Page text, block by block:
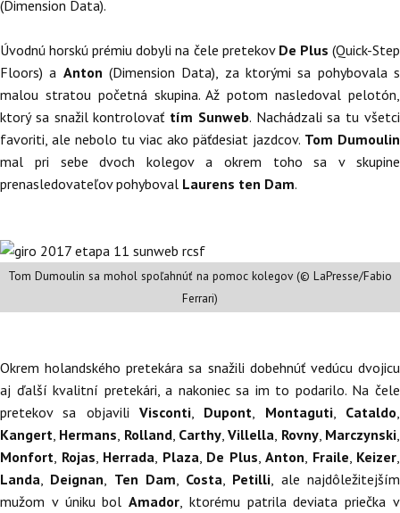
(Dimension Data).
Úvodnú horskú prémiu dobyli na čele pretekov De Plus (Quick-Step
Floors) a Anton (Dimension Data), za ktorými sa pohybovala s
malou stratou početná skupina. Až potom nasledoval pelotón,
ktorý sa snažil kontrolovať tím Sunweb. Nachádzali sa tu všetci
favoriti, ale nebolo tu viac ako päťdesiat jazdcov. Tom Dumoulin
mal pri sebe dvoch kolegov a okrem toho sa v skupine
prenasledovateľov pohyboval Laurens ten Dam.
Tom Dumoulin sa mohol spoľahnúť na pomoc kolegov (© LaPresse/Fabio
Ferrari)
Okrem holandského pretekára sa snažili dobehnúť vedúcu dvojicu
aj ďalší kvalitní pretekári, a nakoniec sa im to podarilo. Na čele
pretekov sa objavili Visconti Dupont Montaguti, Cataldo
Kangert Hermans Rolland, Carthy ,Villella Rovny, Marczynski
Monfort Rojas Herrada Plaza De Plus Anton Fraile Keizer
Landa
Deignan Ten Dam Costa Petilli , ale najdôležitejším
mužom v úniku bolAmador , ktorému patrila deviata priečka v